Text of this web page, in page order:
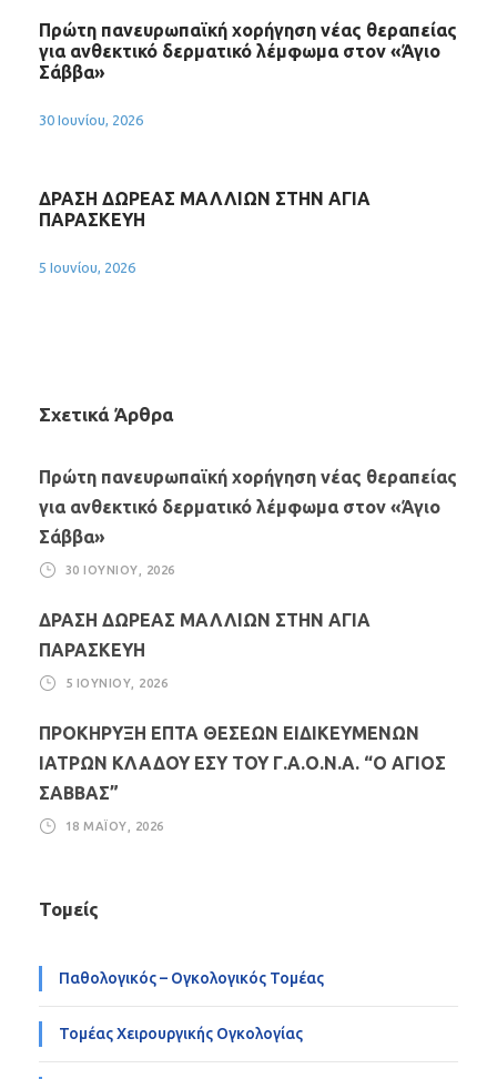
Πρώτη πανευρωπαϊκή χορήγηση νέας θεραπείας
για ανθεκτικό δερματικό λέμφωμα στον «Άγιο
Σάββα»
30 Ιουνίου, 2026
ΔΡΑΣΗ ΔΩΡΕΑΣ ΜΑΛΛΙΩΝ ΣΤΗΝ ΑΓΙΑ
ΠΑΡΑΣΚΕΥΗ
5 Ιουνίου, 2026
Σχετικά Άρθρα
Πρώτη πανευρωπαϊκή χορήγηση νέας θεραπείας
για ανθεκτικό δερματικό λέμφωμα στον «Άγιο
Σάββα»
30 ΙΟΥΝΊΟΥ, 2026
ΔΡΑΣΗ ΔΩΡΕΑΣ ΜΑΛΛΙΩΝ ΣΤΗΝ ΑΓΙΑ
ΠΑΡΑΣΚΕΥΗ
5 ΙΟΥΝΊΟΥ, 2026
ΠΡΟΚΗΡΥΞΗ ΕΠΤΑ ΘΕΣΕΩΝ ΕΙΔΙΚΕΥΜΕΝΩΝ
ΙΑΤΡΩΝ ΚΛΑΔΟΥ ΕΣΥ ΤΟΥ Γ.Α.Ο.Ν.Α. “Ο ΑΓΙΟΣ
ΣΑΒΒΑΣ”
18 ΜΑΪ́ΟΥ, 2026
Τομείς
Παθολογικός – Ογκολογικός Τομέας
Τομέας Χειρουργικής Ογκολογίας